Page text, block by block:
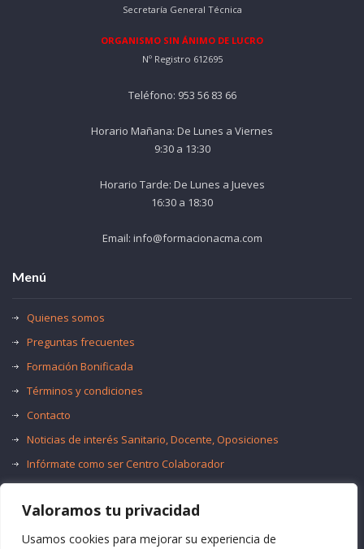
Valoramos tu privacidad
Usamos cookies para mejorar su experiencia de
Secretaría General Técnica
ORGANISMO SIN ÁNIMO DE LUCRO
Nº Registro 612695
Teléfono: 953 56 83 66
Horario Mañana: De Lunes a Viernes
9:30 a 13:30
Horario Tarde: De Lunes a Jueves
16:30 a 18:30
Email: info@formacionacma.com
Menú
Quienes somos
Preguntas frecuentes
Formación Bonificada
Términos y condiciones
Contacto
Noticias de interés Sanitario, Docente, Oposiciones
Infórmate como ser Centro Colaborador
Oferta de Empleo Público
Bolsas de Empleo